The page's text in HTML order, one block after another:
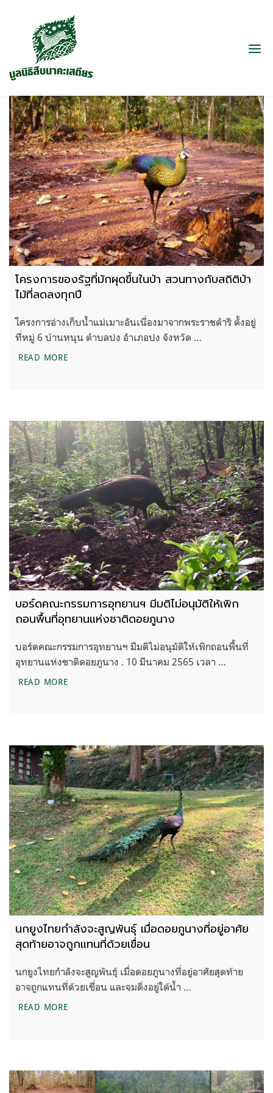
โครงการของรัฐที่มักผุดขึ้นในป่า สวนทางกับสถิติป่า
ไม้ที่ลดลงทุกปี
โครงการอ่างเก็บน้ำแม่เมาะอันเนื่องมาจากพระราชดําริ ตั้งอยู่
ที่หมู่ 6 บ้านหนุน ตำบลปง อำเภอปง จังหวัด …
READ MOREโครงการของรัฐที่มักผุดขึ้นในป่า สวนทางกับสถิติป่าไ
บอร์ดคณะกรรมการอุทยานฯ มีมติไม่อนุมัติให้เพิก
ถอนพื้นที่อุทยานแห่งชาติดอยภูนาง
บอร์ดคณะกรรมการอุทยานฯ มีมติไม่อนุมัติให้เพิกถอนพื้นที่
อุทยานแห่งชาติดอยภูนาง . 10 มีนาคม 2565 เวลา …
READ MOREบอร์ดคณะกรรมการอุทยานฯ มีมติไม่อนุมัติให้เพิกถอ
นกยูงไทยกำลังจะสูญพันธุ์ เมื่อดอยภูนางที่อยู่อาศัย
สุดท้ายอาจถูกแทนที่ด้วยเขื่อน
นกยูงไทยกำลังจะสูญพันธุ์ เมื่อดอยภูนางที่อยู่อาศัยสุดท้าย
อาจถูกแทนที่ด้วยเขื่อน และจมดิ่งอยู่ใต้น้ำ …
READ MOREนกยูงไทยกำลังจะสูญพันธุ์ เมื่อดอยภูนางที่อยู่อาศัยสุด